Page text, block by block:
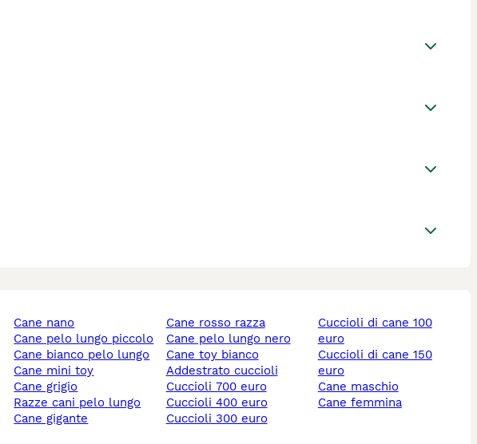
cane nano
cane pelo lungo piccolo
cane bianco pelo lungo
cane mini toy
cane grigio
razze cani pelo lungo
cane gigante
cane rosso razza
cane pelo lungo nero
cane toy bianco
addestrato cuccioli
cuccioli 700 euro
cuccioli 400 euro
cuccioli 300 euro
cuccioli di cane 100
euro
cuccioli di cane 150
euro
cane maschio
cane femmina